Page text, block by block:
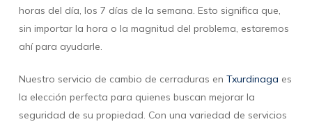
horas del día, los 7 días de la semana. Esto significa que,
sin importar la hora o la magnitud del problema, estaremos
ahí para ayudarle.
Nuestro servicio de cambio de cerraduras en Txurdinaga es
la elección perfecta para quienes buscan mejorar la
seguridad de su propiedad. Con una variedad de servicios